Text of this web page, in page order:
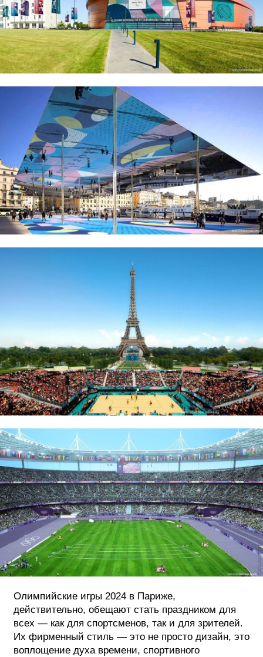
Олимпийские игры 2024 в Париже,
действительно, обещают стать праздником для
всех — как для спортсменов, так и для зрителей.
Их фирменный стиль — это не просто дизайн, это
воплощение духа времени, спортивного